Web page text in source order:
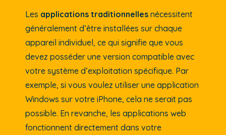
Les applications traditionnelles nécessitent
généralement d’être installées sur chaque
appareil individuel, ce qui signifie que vous
devez posséder une version compatible avec
votre système d’exploitation spécifique. Par
exemple, si vous voulez utiliser une application
Windows sur votre iPhone, cela ne serait pas
possible. En revanche, les applications web
fonctionnent directement dans votre